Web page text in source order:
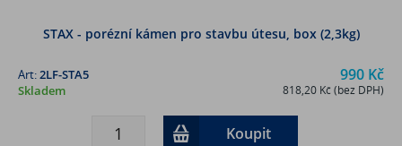
STAX - porézní kámen pro stavbu útesu, box (2,3kg)
990 Kč
818,20 Kč (bez DPH)
Art:2LF-STA5
Skladem
Koupit